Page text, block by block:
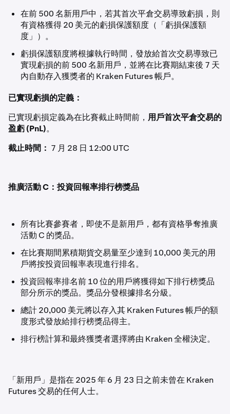
在前 500 名新用戶中，若其首次平倉交易導致虧損，則
有資格獲得 20 美元的虧損保護額度（「虧損保護額
度」）。
虧損保護額度將根據執行時間，發放給首次交易導致已
實現虧損的前 500 名新用戶，並將在比賽期結束後 7 天
內自動存入獲獎者的 Kraken Futures 帳戶。
已實現虧損的定義：
已實現虧損定義為在比賽截止時間前， 用戶首次平倉交易的
盈虧 (PnL)。
截止時間： 7 月 28 日 12:00 UTC
推廣活動 C：投資回報率排行榜獎品
所有比賽參賽者，即使不是新用戶，都有資格爭奪推廣
活動 C 的獎品。
在比賽期間累積期貨交易量至少達到 10,000 美元的用
戶將按投資回報率表現進行排名。
投資回報率排名前 10 位的用戶將獲得如下排行榜獎品
部分所示的獎品。獎品分發根據排名分級。
總計 20,000 美元將以存入其 Kraken Futures 帳戶的額
度形式發放給排行榜獎品得主。
排行榜計算和最終獲獎者選擇將由 Kraken 全權決定。
「新用戶」是指在 2025 年 6 月 23 日之前未曾在 Kraken
Futures 交易的任何人士。